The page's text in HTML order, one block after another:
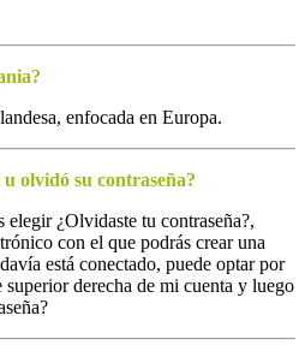
enfocada en Europa.
olvidó su contraseña?
¿Olvidaste tu contraseña?,
con el que podrás crear una
está conectado, puede optar por
superior derecha de mi cuenta y luego